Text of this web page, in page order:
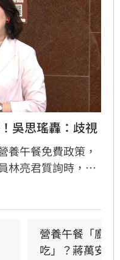
吳思瑤轟：歧視
養午餐免費政策，
林亮君質詢時，教
與剩食送交「食物
「蔣萬安還有臉講
營養午餐「廚
吃」？蔣萬安回